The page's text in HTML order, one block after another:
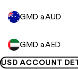
GMD a AUD
GMD a AED
USD ACCOUNT